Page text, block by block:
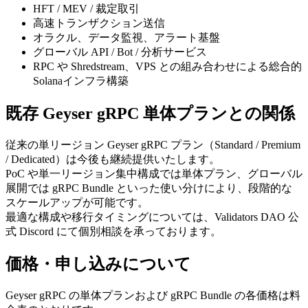
HFT / MEV / 裁定取引
高速トランザクション送信
オラクル、データ監視、アラート基盤
グローバル API / Bot / 分析サービス
RPC や Shredstream、VPS との組み合わせによる総合的
Solanaインフラ構築
既存 Geyser gRPC 単体プランとの関係
従来の単リージョン Geyser gRPC プラン（Standard / Premium
/ Dedicated）は今後も継続提供いたします。
PoC や単一リージョン集中構成では単体プラン、グローバル
展開では gRPC Bundle といった使い分けにより、段階的な
スケールアップが可能です。
最適な構成や移行タイミングについては、Validators DAO 公
式 Discord にて個別相談を承っております。
価格・申し込みについて
Geyser gRPC の単体プランおよび gRPC Bundle の各価格は料